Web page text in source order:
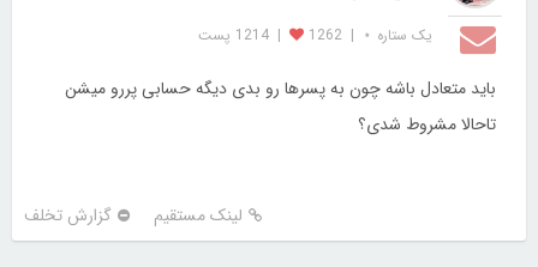
یک ستاره ⋆ |
1262
| 1214 پست
باید متعادل باشه چون به پسرها رو بدی دیگه حسابی پررو میشن
تاحالا مشروط شدی؟
لینک مستقیم گزارش تخلف